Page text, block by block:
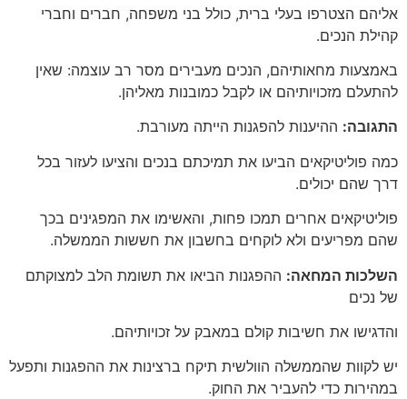
אליהם הצטרפו בעלי ברית, כולל בני משפחה, חברים וחברי
קהילת הנכים.
באמצעות מחאותיהם, הנכים מעבירים מסר רב עוצמה: שאין
להתעלם מזכויותיהם או לקבל כמובנות מאליהן.
התגובה: ההיענות להפגנות הייתה מעורבת.
כמה פוליטיקאים הביעו את תמיכתם בנכים והציעו לעזור בכל
דרך שהם יכולים.
פוליטיקאים אחרים תמכו פחות, והאשימו את המפגינים בכך
שהם מפריעים ולא לוקחים בחשבון את חששות הממשלה.
השלכות המחאה: ההפגנות הביאו את תשומת הלב למצוקתם
של נכים
והדגישו את חשיבות קולם במאבק על זכויותיהם.
יש לקוות שהממשלה הוולשית תיקח ברצינות את ההפגנות ותפעל
במהירות כדי להעביר את החוק.